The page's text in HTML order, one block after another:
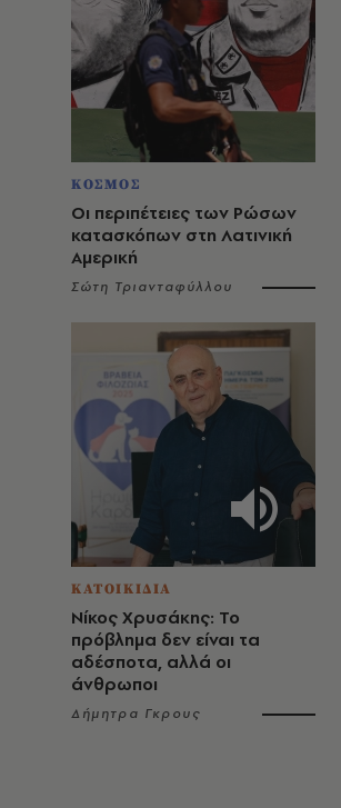
ΚΟΣΜΟΣ
Οι περιπέτειες των Ρώσων
κατασκόπων στη Λατινική
Αμερική
Σώτη Τριανταφύλλου
ΚΑΤΟΙΚΙΔΙΑ
Νίκος Χρυσάκης: Το
πρόβλημα δεν είναι τα
αδέσποτα, αλλά οι
άνθρωποι
Δήμητρα Γκρους